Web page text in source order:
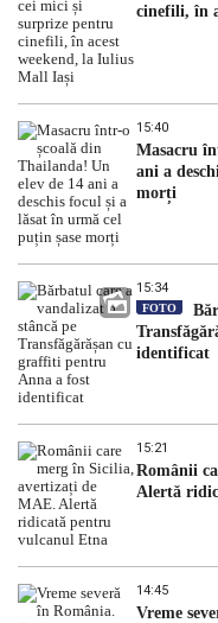
cinefili, în
15:40
Masacru
ani a
morți
15:34
FOTO
identificat
15:21
Românii
Alertă
14:45
Vreme